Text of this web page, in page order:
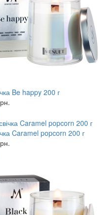
Be happy 200 г
Caramel popcorn 200 г